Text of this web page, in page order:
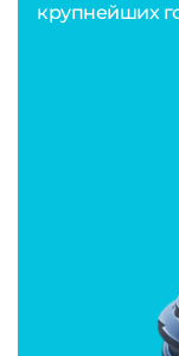
крупнейших